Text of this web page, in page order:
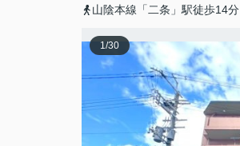
山陰本線「二条」駅徒歩14分
1/30